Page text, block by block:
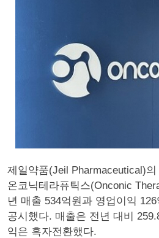
제일약품(Jeil Pharmaceutical)
온코닉테라퓨틱스(Onconic
년 매출 534억원과 영업이익
공시했다. 매출은 전년 대비
익은 흑자전환했다.